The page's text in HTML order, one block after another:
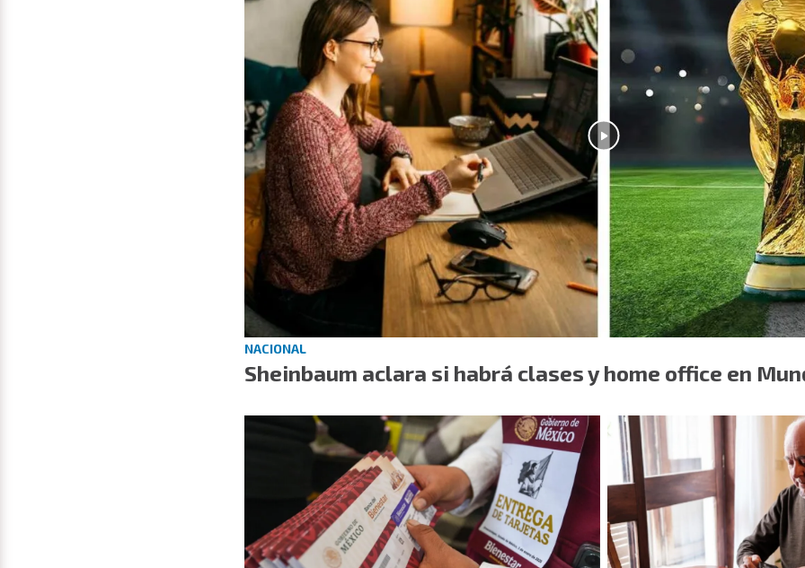
NACIONAL
Sheinbaum aclara si habrá clases y home office en